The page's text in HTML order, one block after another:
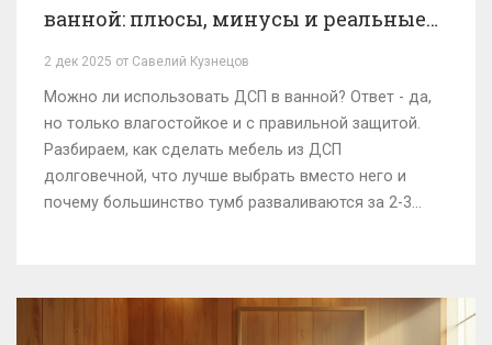
ванной: плюсы, минусы и реальные
условия эксплуатации
2 дек 2025 от Савелий Кузнецов
Можно ли использовать ДСП в ванной? Ответ - да,
но только влагостойкое и с правильной защитой.
Разбираем, как сделать мебель из ДСП
долговечной, что лучше выбрать вместо него и
почему большинство тумб разваливаются за 2-3